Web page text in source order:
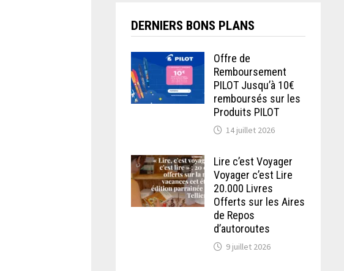
DERNIERS BONS PLANS
Offre de
Remboursement
PILOT Jusqu’à 10€
remboursés sur les
Produits PILOT
14 juillet 2026
Lire c’est Voyager
Voyager c’est Lire
20.000 Livres
Offerts sur les Aires
de Repos
d’autoroutes
9 juillet 2026